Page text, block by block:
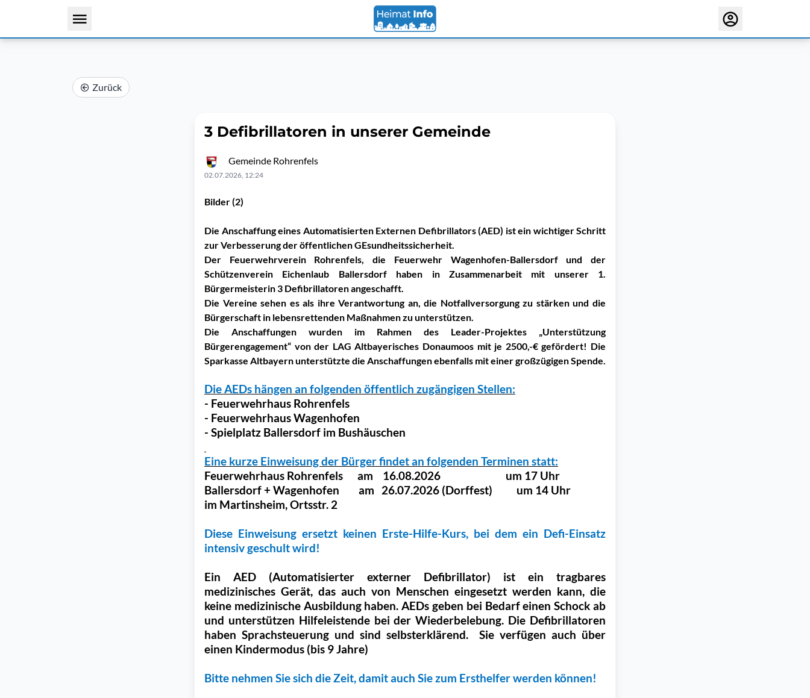
Zurück
3 Defibrillatoren in unserer Gemeinde
Gemeinde Rohrenfels
02.07.2026, 12:24
Bilder (2)
Die Anschaffung eines Automatisierten Externen Defibrillators (AED) ist ein wichtiger Schritt
zur Verbesserung der öffentlichen GEsundheitssicherheit.
Der Feuerwehrverein Rohrenfels, die Feuerwehr Wagenhofen-Ballersdorf und der
Schützenverein Eichenlaub Ballersdorf haben in Zusammenarbeit mit unserer 1.
Bürgermeisterin 3 Defibrillatoren angeschafft.
Die Vereine sehen es als ihre Verantwortung an, die Notfallversorgung zu stärken und die
Bürgerschaft in lebensrettenden Maßnahmen zu unterstützen.
Die Anschaffungen wurden im Rahmen des Leader-Projektes „Unterstützung
Bürgerengagement“ von der LAG Altbayerisches Donaumoos mit je 2500,-€ gefördert! Die
Sparkasse Altbayern unterstützte die Anschaffungen ebenfalls mit einer großzügigen Spende.
Die AEDs hängen an folgenden öffentlich zugängigen Stellen:
- Feuerwehrhaus Rohrenfels
- Feuerwehrhaus Wagenhofen
- Spielplatz Ballersdorf im Bushäuschen
Eine kurze Einweisung der Bürger findet an folgenden Terminen statt:
Feuerwehrhaus Rohrenfels
am 16.08.2026
um 17 Uhr
Ballersdorf + Wagenhofen
am 26.07.2026 (Dorffest)
um 14 Uhr
im Martinsheim, Ortsstr. 2
Diese Einweisung ersetzt keinen Erste-Hilfe-Kurs, bei dem ein Defi-Einsatz
intensiv geschult wird!
Ein AED (Automatisierter externer Defibrillator) ist ein tragbares
medizinisches Gerät, das auch von Menschen eingesetzt werden kann, die
keine medizinische Ausbildung haben. AEDs geben bei Bedarf einen Schock ab
und unterstützen Hilfeleistende bei der Wiederbelebung. Die Defibrillatoren
haben Sprachsteuerung und sind selbsterklärend.
Sie verfügen auch über
einen Kindermodus (bis 9 Jahre)
Bitte nehmen Sie sich die Zeit, damit auch Sie zum Ersthelfer werden können!